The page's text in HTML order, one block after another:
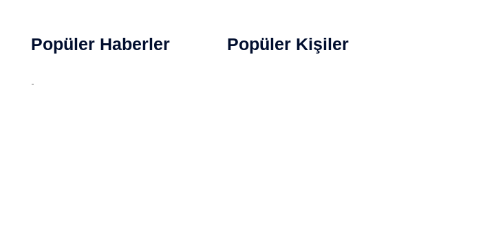
Popüler Haberler
-
Popüler Kişiler